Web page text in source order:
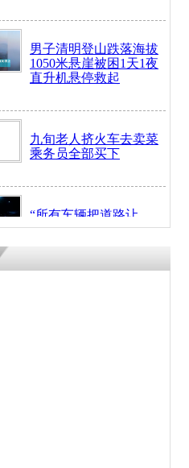
男子清明登山跌落海拔
1050米悬崖被困1天1夜
直升机悬停救起
九旬老人挤火车去卖菜
乘务员全部买下
“所有车辆把道路让
开！”儿童突发疾病交